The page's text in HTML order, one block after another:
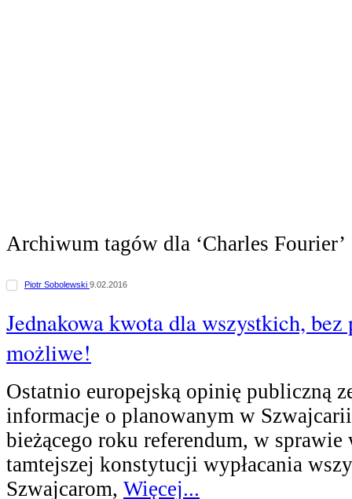
Archiwum tagów dla ‘Charles Fourier’
Piotr Sobolewski 9.02.2016
Jednakowa kwota dla wszystkich, bez
możliwe!
Ostatnio europejską opinię publiczną
informacje o planowanym w
bieżącego roku referendum, w sprawie
tamtejszej konstytucji wypłacania
Szwajcarom, Więcej...